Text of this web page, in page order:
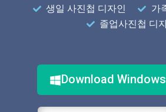
생일 사진첩 디자인
가
졸업사진첩 디
Download Windows